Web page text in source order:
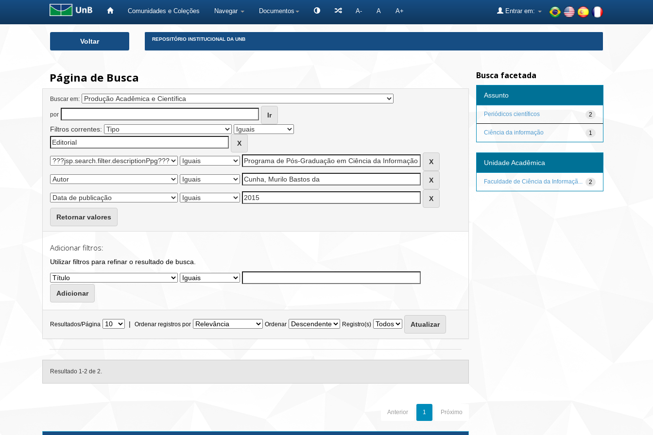
Comunidades e Coleções Navegar Documentos A- A A+ Entrar em:
Voltar REPOSITÓRIO INSTITUCIONAL DA UNB
Página de Busca
Buscar em:
por
Filtros correntes:
Retornar valores
Adicionar filtros:
Utilizar filtros para refinar o resultado de busca.
Resultados/Página | Ordenar registros por Ordenar Registro(s)
Resultado 1-2 de 2.
Anterior 1 Próximo
Busca facetada
Assunto
2
Periódicos científicos
1
Ciência da informação
Unidade Acadêmica
2
Faculdade de Ciência da Informaçã...